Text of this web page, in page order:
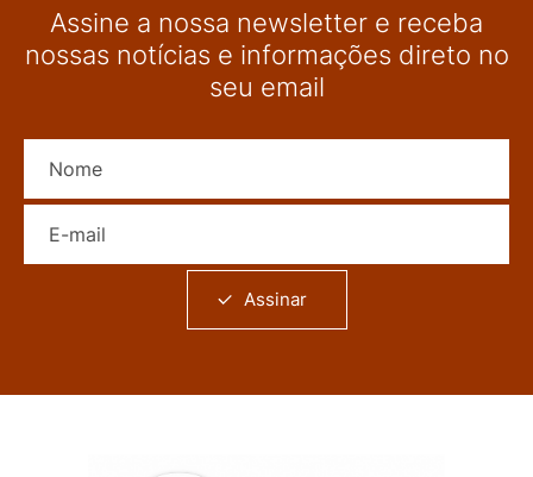
Assine a nossa newsletter e receba
nossas notícias e informações direto no
seu email
Assinar